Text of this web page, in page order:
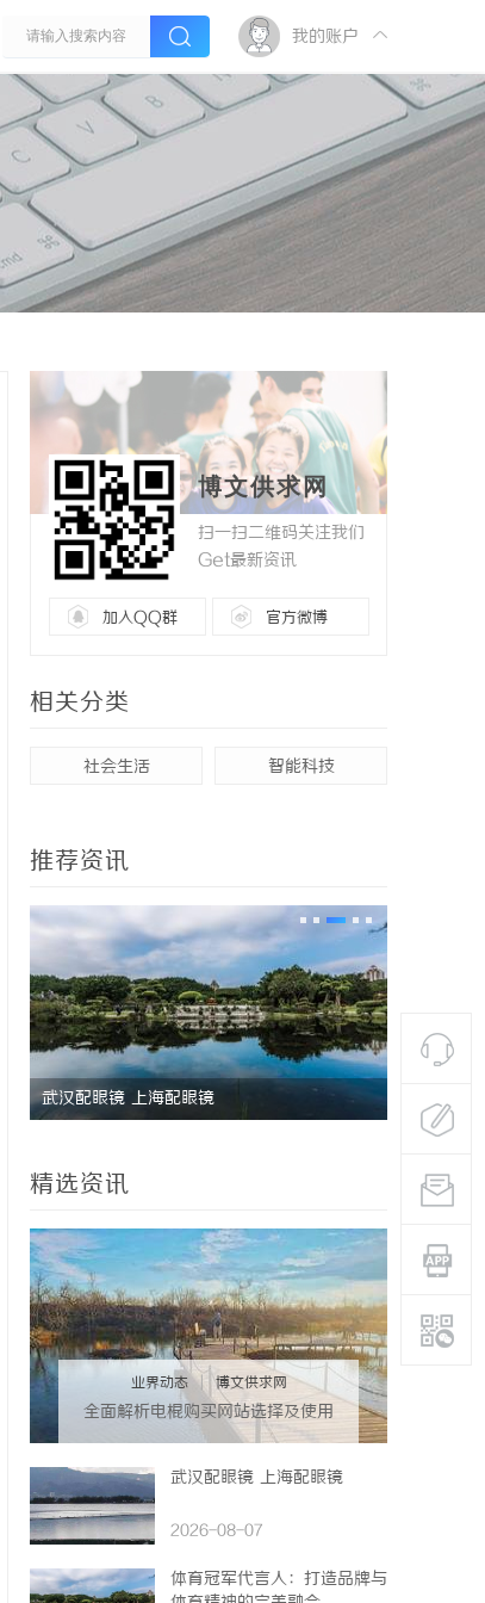
我的账户
博文供求网
扫一扫二维码关注我们
Get最新资讯
加入QQ群 官方微博
相关分类
社会生活 智能科技
推荐资讯
武汉配眼镜 上海配眼镜 深度解析
精选资讯
业界动态 | 博文供求网
全面解析电棍购买网站选择及使用
指南，保障安全与合法性
武汉配眼镜 上海配眼镜
2026-08-07
体育冠军代言人：打造品牌与